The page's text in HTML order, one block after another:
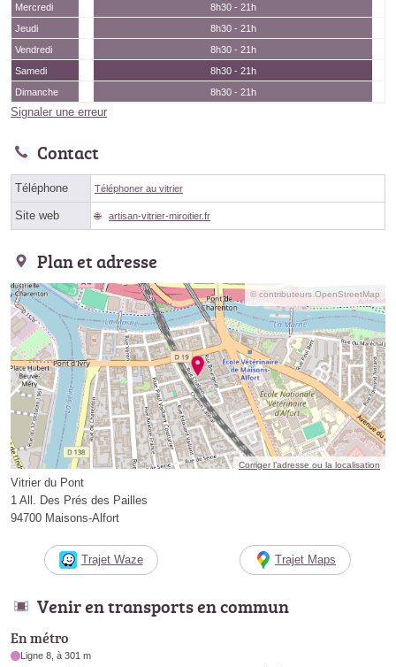
Mercredi
8h30 - 21h
Jeudi
8h30 - 21h
Vendredi
8h30 - 21h
Samedi
8h30 - 21h
Dimanche
8h30 - 21h
Signaler une erreur
Contact
Téléphone Téléphoner au vitrier
Site web artisan-vitrier-miroitier.fr
Plan et adresse
© contributeurs OpenStreetMap
Corriger l’adresse ou la localisation
Vitrier du Pont
1 All. Des Prés des Pailles
94700 Maisons-Alfort
Trajet Waze Trajet Maps
Venir en transports en commun
En métro
Ligne 8, à 301 m